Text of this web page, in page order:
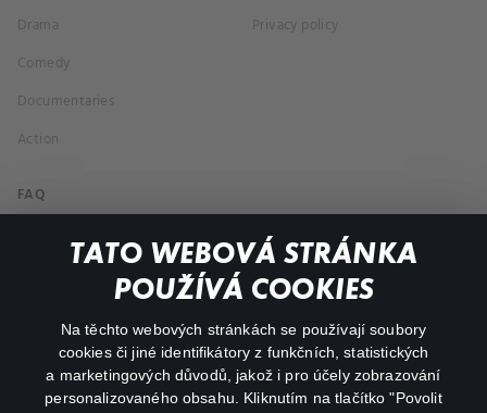
TATO WEBOVÁ STRÁNKA
POUŽÍVÁ COOKIES
Na těchto webových stránkách se používají soubory
cookies či jiné identifikátory z funkčních, statistických
a marketingových důvodů, jakož i pro účely zobrazování
personalizovaného obsahu. Kliknutím na tlačítko "Povolit
Drama
Comedy
Documentaries
Action
Privacy policy
FAQ
My profile
facebookinstagram